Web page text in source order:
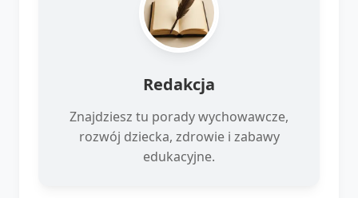
Redakcja
Znajdziesz tu porady wychowawcze,
rozwój dziecka, zdrowie i zabawy
edukacyjne.